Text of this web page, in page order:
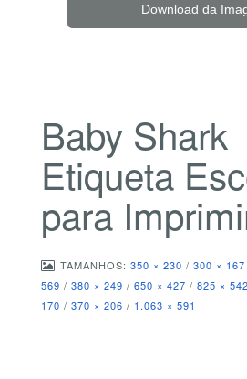
Download da
Baby Shark
Etiqueta
para
TAMANHOS: 350 × 230 / 300 × 167
569 / 380 × 249 / 650 × 427 / 825 × 542
170 / 370 × 206 / 1.063 × 591